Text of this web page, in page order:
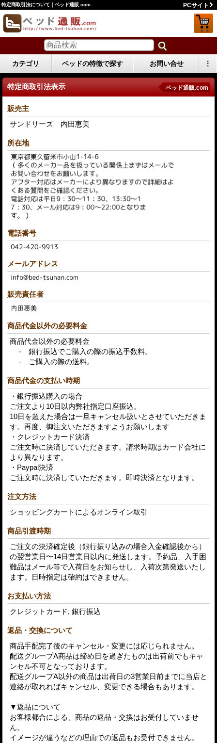
特定商取引法について｜ベッド通販.com PCサイト
カテゴリ ベッドの特徴で探す お問い合せ ⋮
特定商取引法表示 ベッド通販.com
販売主
サンドリーズ 内田恵美
所在地
電話番号
メールアドレス
販売責任者
商品代金以外の必要料金
商品代金以外の必要料金
- 銀行振込でご購入の際の振込手数料。
- ご購入の際の送料。
商品代金の支払い時期
・銀行振込購入の場合
ご注文より10日以内弊社指定口座振込。
10日を超えた場合は一旦キャンセル扱いとさせていただきま
す。再度、御注文いただきますようお願いします
・クレジットカード決済
ご注文時に決済していただきます。請求時期はカード会社に
より異なります。
・Paypal決済
ご注文時に決済していただきます。即時決済となります。
注文方法
ショッピングカートによるオンライン取引
商品引渡時期
ご注文の決済確定後（銀行振り込みの場合入金確認後から）
の翌営業日〜14日営業日以内に発送します。予約品、入手困
難品はメール等で入荷日をお知らせし、入荷次第発送いたし
ます。日時指定は確約はできません。
お支払い方法
クレジットカード, 銀行振込
返品・交換について
商品手配完了後のキャンセル・変更には応じられません。
配送グループA商品は締め日を過ぎたものは出荷前でもキャ
ンセル不可となっております。
配送グループA以外の商品は出荷日の3営業日前までに当店と
連絡が取れればキャンセル、変更できる場合もあります。
▼返品について
お客様都合による、商品の返品・交換はお受付していませ
ん。
イメージが違うなどの理由での返品もお受付できません。